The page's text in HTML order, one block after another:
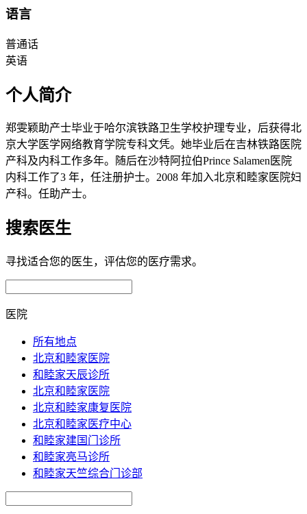
语言
普通话
英语
个人简介
郑雯颖助产士毕业于哈尔滨铁路卫生学校护理专业，后获得北
京大学医学网络教育学院专科文凭。她毕业后在吉林铁路医院
产科及内科工作多年。随后在沙特阿拉伯Prince Salamen医院
内科工作了3 年，任注册护士。2008 年加入北京和睦家医院妇
产科。任助产士。
搜索医生
寻找适合您的医生，评估您的医疗需求。
医院
所有地点
北京和睦家医院
和睦家天辰诊所
北京和睦家医院
北京和睦家康复医院
北京和睦家医疗中心
和睦家建国门诊所
和睦家亮马诊所
和睦家天竺综合门诊部